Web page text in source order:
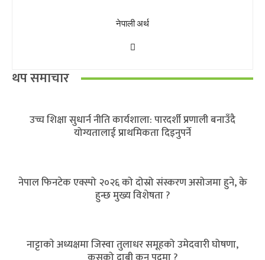
नेपाली अर्थ
थप समाचार
उच्च शिक्षा सुधार्न नीति कार्यशाला: पारदर्शी प्रणाली बनाउँदै
योग्यतालाई प्राथमिकता दिइनुपर्ने
नेपाल फिनटेक एक्स्पो २०२६ को दोस्रो संस्करण असोजमा हुने, के
हुन्छ मुख्य विशेषता ?
नाट्टाकाे अध्यक्षमा जिस्वा तुलाधर समूहको उमेदवारी घोषणा,